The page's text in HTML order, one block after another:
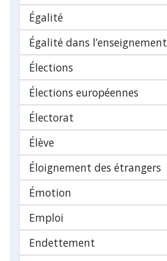
Égalité
Égalité dans l’enseignement
Élections
Élections européennes
Électorat
Élève
Éloignement des étrangers
Émotion
Emploi
Endettement